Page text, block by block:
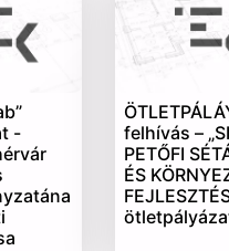
-
felhívás –
PETŐFI
ÉS